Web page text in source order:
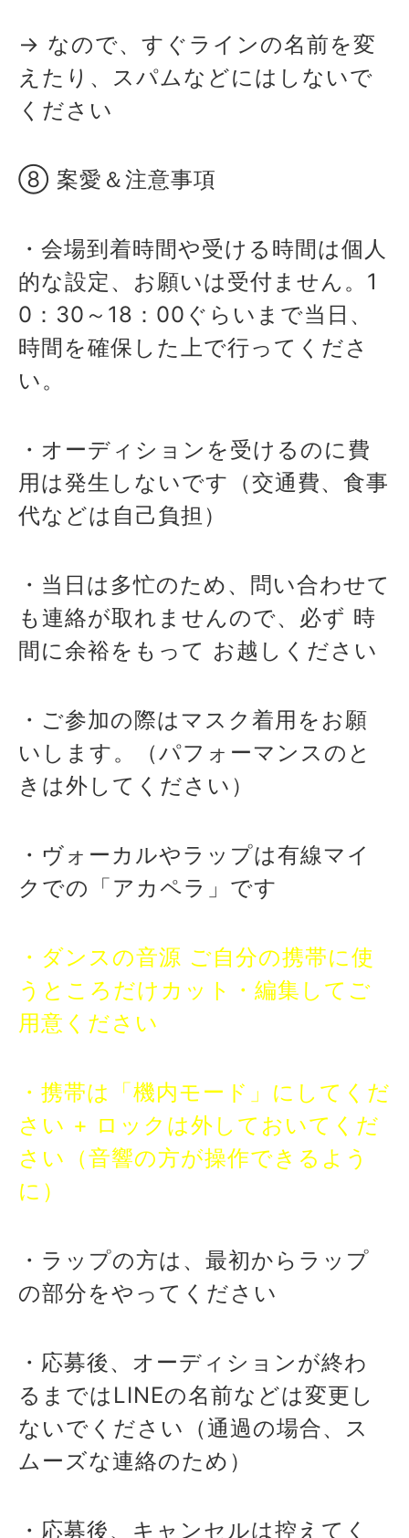
→ なので、すぐラインの名前を変
えたり、スパムなどにはしないで
ください
⑧ 案愛＆注意事項
・会場到着時間や受ける時間は個人
的な設定、お願いは受付ません。1
0：30～18：00ぐらいまで当日、
時間を確保した上で行ってくださ
い。
・オーディションを受けるのに費
用は発生しないです（交通費、食事
代などは自己負担）
・当日は多忙のため、問い合わせて
も連絡が取れませんので、必ず 時
間に余裕をもって お越しください
・ご参加の際はマスク着用をお願
いします。（パフォーマンスのと
きは外してください）
・ヴォーカルやラップは有線マイ
クでの「アカペラ」です
・ダンスの音源 ご自分の携帯に使
うところだけカット・編集してご
用意ください
・携帯は「機内モード」にしてくだ
さい + ロックは外しておいてくだ
さい（音響の方が操作できるよう
に）
・ラップの方は、最初からラップ
の部分をやってください
・応募後、オーディションが終わ
るまではLINEの名前などは変更し
ないでください（通過の場合、ス
ムーズな連絡のため）
・応募後、キャンセルは控えてく